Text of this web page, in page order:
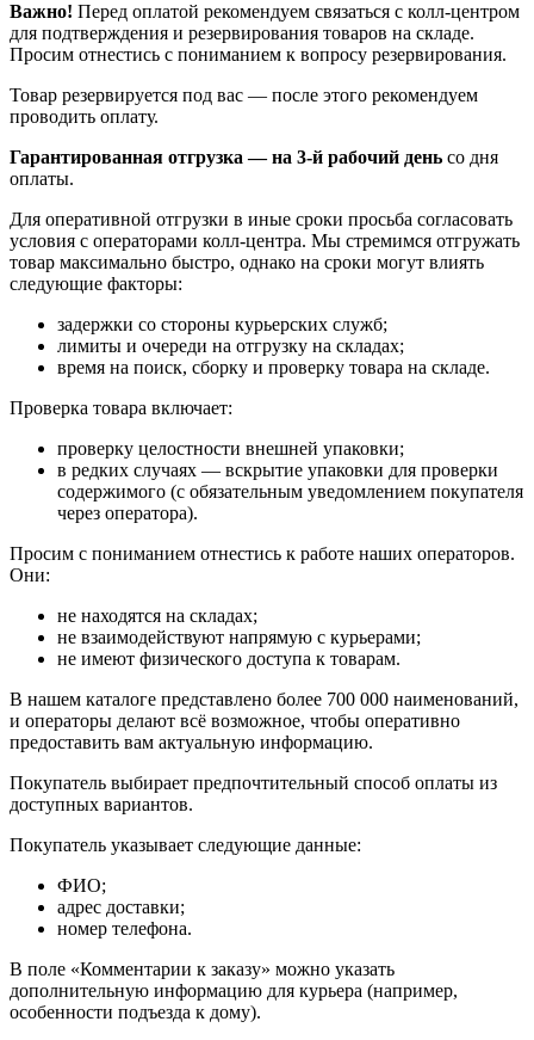
Важно! Перед оплатой рекомендуем связаться с колл‑центром
для подтверждения и резервирования товаров на складе.
Просим отнестись с пониманием к вопросу резервирования.
Товар резервируется под вас — после этого рекомендуем
проводить оплату.
Гарантированная отгрузка — на 3‑й рабочий день со дня
оплаты.
Для оперативной отгрузки в иные сроки просьба согласовать
условия с операторами колл‑центра. Мы стремимся отгружать
товар максимально быстро, однако на сроки могут влиять
следующие факторы:
задержки со стороны курьерских служб;
лимиты и очереди на отгрузку на складах;
время на поиск, сборку и проверку товара на складе.
Проверка товара включает:
проверку целостности внешней упаковки;
в редких случаях — вскрытие упаковки для проверки
содержимого (с обязательным уведомлением покупателя
через оператора).
Просим с пониманием отнестись к работе наших операторов.
Они:
не находятся на складах;
не взаимодействуют напрямую с курьерами;
не имеют физического доступа к товарам.
В нашем каталоге представлено более 700 000 наименований,
и операторы делают всё возможное, чтобы оперативно
предоставить вам актуальную информацию.
Покупатель выбирает предпочтительный способ оплаты из
доступных вариантов.
Покупатель указывает следующие данные:
ФИО;
адрес доставки;
номер телефона.
В поле «Комментарии к заказу» можно указать
дополнительную информацию для курьера (например,
особенности подъезда к дому).